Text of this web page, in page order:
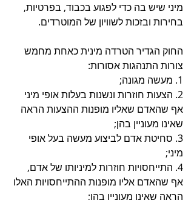
מיני שיש בה כדי לפגוע בכבוד, בפרטיות,
בחירות ובזכות לשוויון של המוטרדים.
החוק הגדיר הטרדה מינית כאחת מחמש
צורות התנהגות אסורות:
1. מעשה מגונה;
2. הצעות חוזרות ונשנות בעלות אופי מיני
אף שהאדם שאליו מופנות ההצעות הראה
שאינו מעוניין בהן;
3. סחיטת אדם לביצוע מעשה בעל אופי
מיני;
4. התייחסויות חוזרות למיניותו של אדם,
אף שהאדם אליו מופנות ההתייחסויות האלו
הראה שאינו מעוניין בהן;